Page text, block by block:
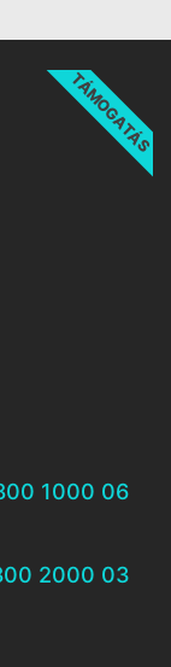
TÁMOGATÁS
1000 06
2000 03